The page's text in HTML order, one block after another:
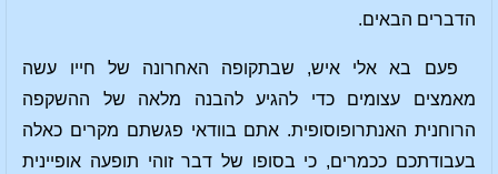
הדברים הבאים.
פעם בא אלי איש, שבתקופה האחרונה של חייו עשה
מאמצים עצומים כדי להגיע להבנה מלאה של ההשקפה
הרוחנית האנתרופוסופית. אתם בוודאי פגשתם מקרים כאלה
בעבודתכם ככמרים, כי בסופו של דבר זוהי תופעה אופיינית